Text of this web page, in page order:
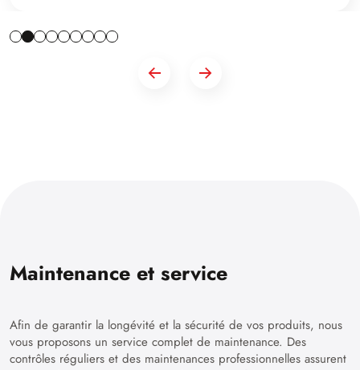
Maintenance et service
Afin de garantir la longévité et la sécurité de vos produits, nous
vous proposons un service complet de maintenance. Des
contrôles réguliers et des maintenances professionnelles assurent